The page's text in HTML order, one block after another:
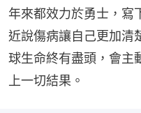
年來都效力於勇士，寫
近說傷病讓自己更加清
球生命終有盡頭，會主
上一切結果。